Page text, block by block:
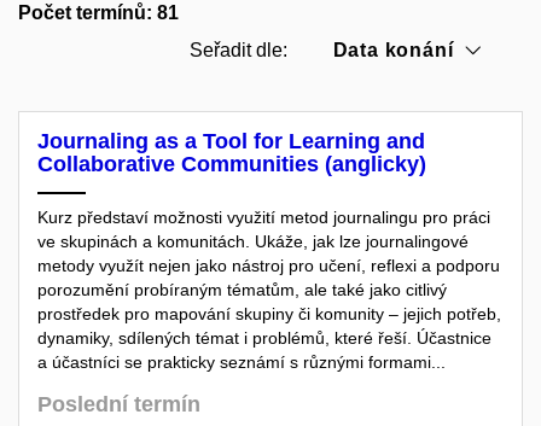
Počet termínů: 81
Seřadit dle:
Data konání
Journaling as a Tool for Learning and
Collaborative Communities (anglicky)
Kurz představí možnosti využití metod journalingu pro práci
ve skupinách a komunitách. Ukáže, jak lze journalingové
metody využít nejen jako nástroj pro učení, reflexi a podporu
porozumění probíraným tématům, ale také jako citlivý
prostředek pro mapování skupiny či komunity – jejich potřeb,
dynamiky, sdílených témat i problémů, které řeší. Účastnice
a účastníci se prakticky seznámí s různými formami...
Poslední termín